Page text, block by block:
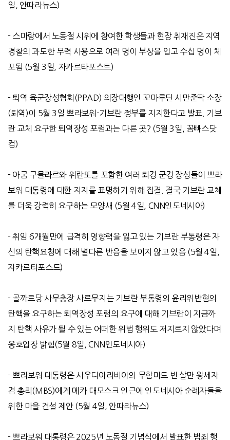
일
안따라뉴스)
- 스마랑에서 노동절 시위에 참여한 학생들과 현장 취재진은 지역
경찰의 과도한 무력 사용으로 여러 명이 부상을 입고 수십 명이 체
포됨 (5월 3일 자카르타포스트)
- 퇴역 육군장성협회 (PPAD) 의장대행인 꼬마루딘 시만준딱 소장
(퇴역 )이 5월 3일 쁘라보워-기브란 정부를 지지한다고 발표
기브
란 교체 요구한 퇴역장성 포럼과는 다른 곳? (5월 3일
꼼빠스닷
컴)
- 아굼 구믈라르와 위란또를 포함한 여러 퇴경 군경 장성들이 쁘라
보워 대통령에 대한 지지를 표명하기 위해 집결
결국 기브란 교체
를 더욱 강력히 요구하는 모양새 (5월 4일 , CNN인도네시아)
-취임 6개월만에 급격히 영향력을 잃고 있는 기브란 부통령은 자
신의 탄핵요청에 대해 별다른 반응을 보이지 않고 있음(5월 4일
자카르타포스트)
- 골까르당 사무총장 사르무지는 기브란 부통령의 윤리위반혐의
탄핵을 요구하는 퇴역장성 포럼의 요구에 대해 기브란이 지금까
지 탄핵 사유가 될 수 있는 어떠한 위법 행위도 저지르지 않았다며
옹호입장 밝힘(5월 8일 , CNN인도네시아)
- 쁘라보워 대통령은 사우디아라비아의 무함마드 빈 살만 왕세자
겸 총리 (MBS)에게 메카 대모스크 인근에 인도네시아 순례자들을
위한 마을 건설 제안(5월 4일 안따라뉴스)
- 쁘라보워 대통령은2025년 노동절 기념식에서 발표한 범죄 행